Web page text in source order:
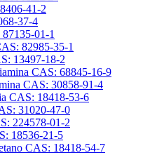
41-2
37-4
01-1
82985-35-1
13497-18-2
CAS: 68845-16-9
CAS: 30858-91-4
CAS: 18418-53-6
31020-47-0
224578-01-2
18536-21-5
CAS: 18418-54-7